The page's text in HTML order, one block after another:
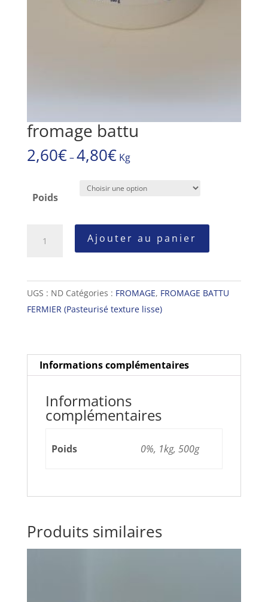
fromage battu
2,60€–4,80€ Kg
Poids
battu
Ajouter au panier
UGS : ND Catégories : FROMAGE, FROMAGE BATTU
FERMIER (Pasteurisé texture lisse)
Informations complémentaires
Informations
complémentaires
Poids 0%, 1kg, 500g
Produits similaires